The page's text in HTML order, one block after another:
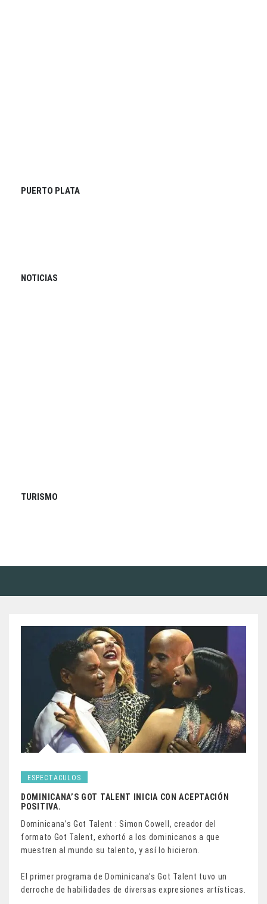
PUERTO PLATA
NOTICIAS
TURISMO
ESPECTACULOS
DOMINICANA’S GOT TALENT INICIA CON ACEPTACIÓN
POSITIVA.
Dominicana’s Got Talent : Simon Cowell, creador del
formato Got Talent, exhortó a los dominicanos a que
muestren al mundo su talento, y así lo hicieron.
El primer programa de Dominicana’s Got Talent tuvo un
derroche de habilidades de diversas expresiones artísticas.